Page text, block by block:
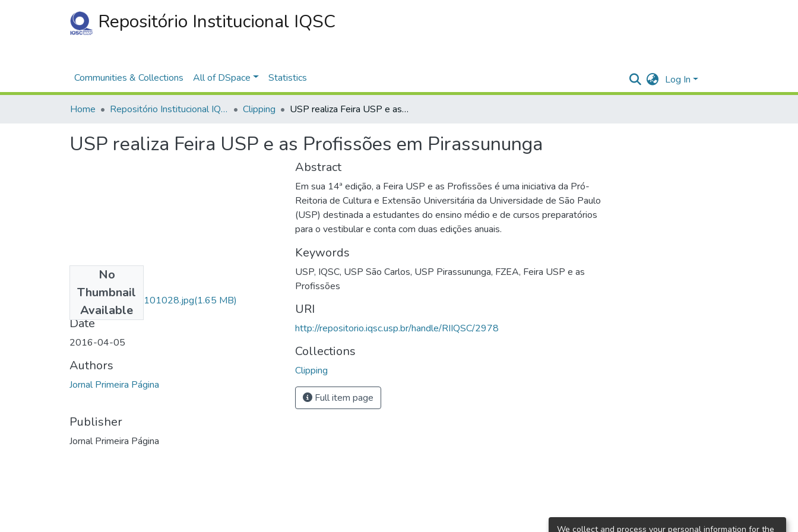
Repositório Institucional IQSC
Communities & Collections All of DSpace Statistics Log In
Home Repositório Institucional IQSC Clipping USP realiza Feira USP e as Profissões em Pirassununga
USP realiza Feira USP e as Profissões em Pirassununga
No
Thumbnail
Available
IMG_20160930_101028.jpg(1.65 MB)
Date
2016-04-05
Authors
Jornal Primeira Página
Publisher
Jornal Primeira Página
Abstract
Em sua 14ª edição, a Feira USP e as Profissões é uma iniciativa da Pró-
Reitoria de Cultura e Extensão Universitária da Universidade de São Paulo
(USP) destinada a estudantes do ensino médio e de cursos preparatórios
para o vestibular e conta com duas edições anuais.
Keywords
USP, IQSC, USP São Carlos, USP Pirassununga, FZEA, Feira USP e as
Profissões
URI
http://repositorio.iqsc.usp.br/handle/RIIQSC/2978
Collections
Clipping
Full item page
We collect and process your personal information for the